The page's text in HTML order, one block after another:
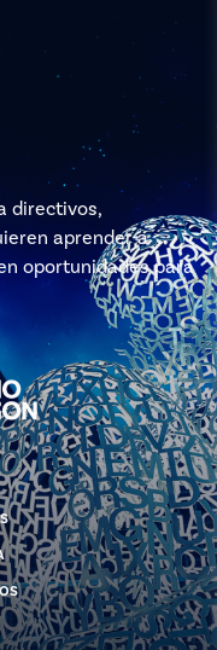
directivos,
aprender a
oportunidades para